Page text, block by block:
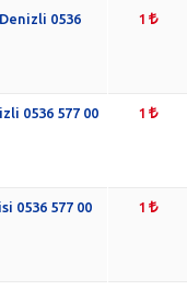
0536
1
0536 577 00
1
0536 577 00
1